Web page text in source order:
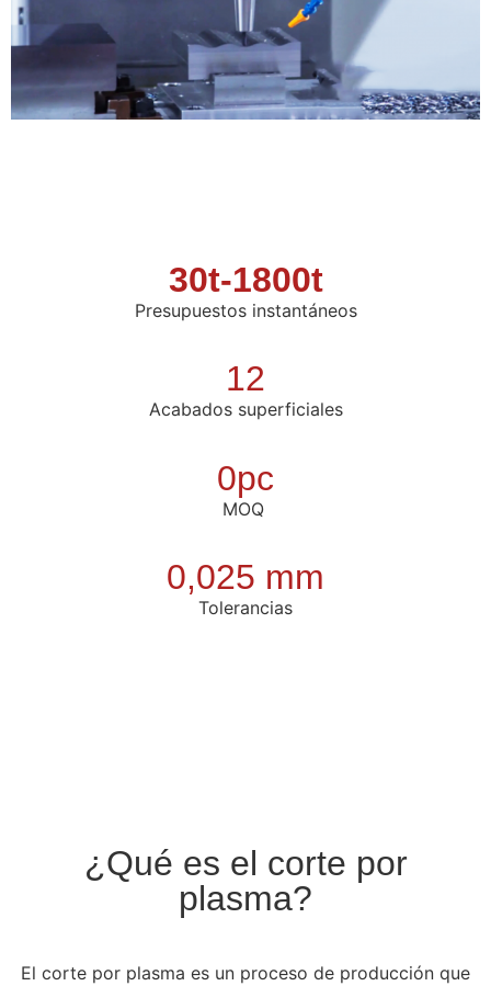
30t-1800t
Presupuestos instantáneos
12
Acabados superficiales
0pc
MOQ
0,025 mm
Tolerancias
¿Qué es el corte por
plasma?
El corte por plasma es un proceso de producción que